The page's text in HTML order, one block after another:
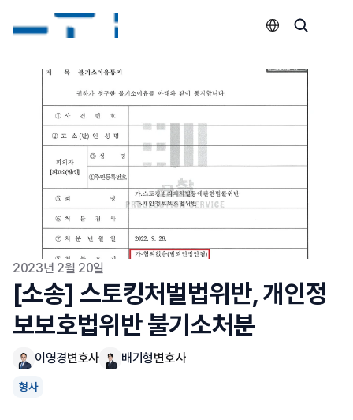
2023년 2월 20일
[소송] 스토킹처벌법위반, 개인정
보보호법위반 불기소처분
이영경변호사 배기형변호사
형사
Select Language